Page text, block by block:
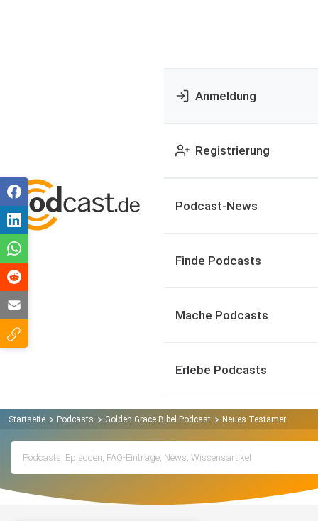
Anmeldung
Registrierung
Podcast-News
Finde Podcasts
Mache Podcasts
Erlebe Podcasts
Startseite Podcasts Golden Grace Bibel Podcast Neues Testament -